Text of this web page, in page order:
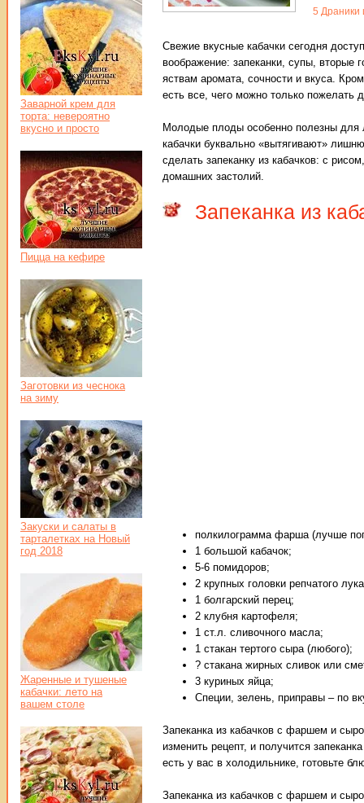
5 Драники
Свежие вкусные кабачки сегодня
воображение: запеканки, супы, вторые
яствам аромата, сочности и вкуса.
есть все, чего можно только пожелать
Молодые плоды особенно полезны для
кабачки буквально «вытягивают»
сделать запеканку из кабачков: с
домашних застолий.
Запеканка из
полкилограмма фарша (лучше
1 большой кабачок;
5-6 помидоров;
2 крупных головки репчатого
1 болгарский перец;
2 клубня картофеля;
1 ст.л. сливочного масла;
1 стакан тертого сыра (любого);
? стакана жирных сливок или
3 куриных яйца;
Специи, зелень, приправы – по
Запеканка из кабачков с фаршем и
изменить рецепт, и получится
есть у вас в холодильнике, готовьте
Запеканка из кабачков с фаршем и
Заварной крем для
торта: невероятно
вкусно и просто
Пицца на кефире
Заготовки из чеснока
на зиму
Закуски и салаты в
тарталетках на Новый
год 2018
Жаренные и тушеные
кабачки: лето на
вашем столе